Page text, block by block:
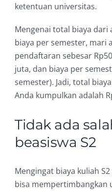
ketentuan universitas.
Mengenai total biaya dari
biaya per semester, mari
pendaftaran sebesar
juta, dan biaya per
semester). Jadi, total
Anda kumpulkan adalah
Tidak ada
beasiswa S2
Mengingat biaya kuliah
bisa mempertimbangkan